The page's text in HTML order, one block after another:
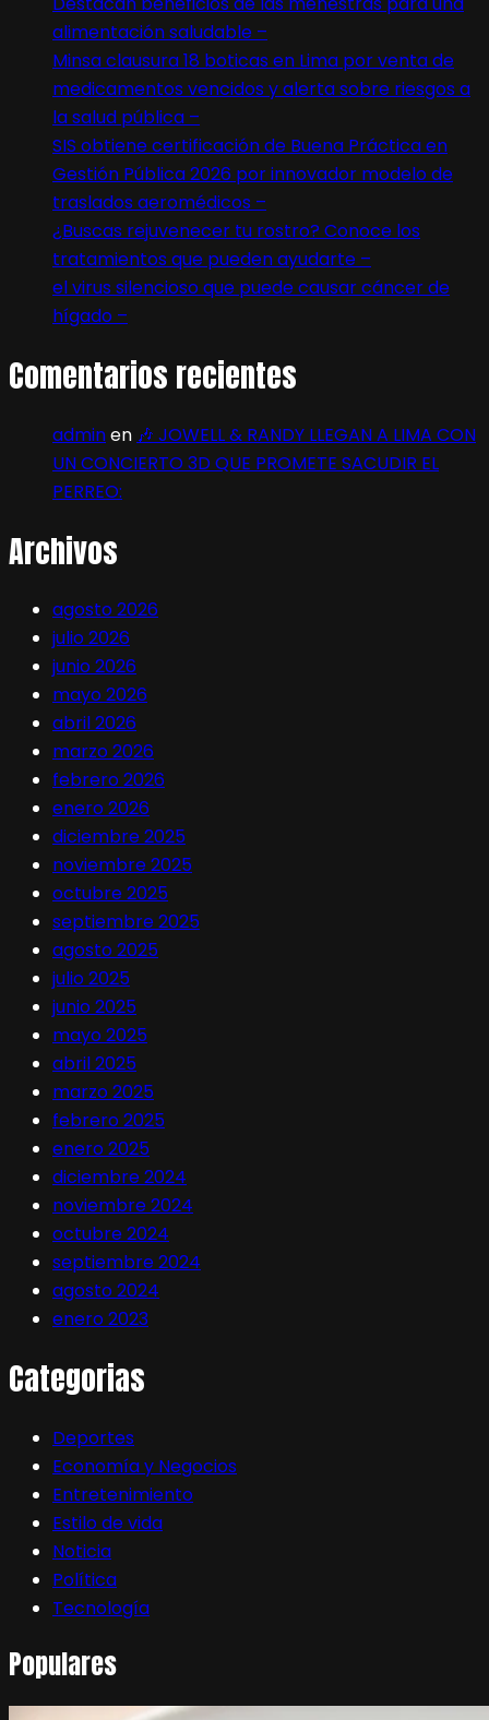
alimentación saludable –
Minsa clausura 18 boticas en Lima por venta de
medicamentos vencidos y alerta sobre riesgos a
la salud pública –
SIS obtiene certificación de Buena Práctica en
Gestión Pública 2026 por innovador modelo de
traslados aeromédicos –
¿Buscas rejuvenecer tu rostro? Conoce los
tratamientos que pueden ayudarte –
el virus silencioso que puede causar cáncer de
hígado –
Comentarios recientes
adminen 🎶 JOWELL & RANDY LLEGAN A LIMA CON
UN CONCIERTO 3D QUE PROMETE SACUDIR EL
PERREO:
Archivos
agosto 2026
julio 2026
junio 2026
mayo 2026
abril 2026
marzo 2026
febrero 2026
enero 2026
diciembre 2025
noviembre 2025
octubre 2025
septiembre 2025
agosto 2025
julio 2025
junio 2025
mayo 2025
abril 2025
marzo 2025
febrero 2025
enero 2025
diciembre 2024
noviembre 2024
octubre 2024
septiembre 2024
agosto 2024
enero 2023
Categorias
Deportes
Economía y Negocios
Entretenimiento
Estilo de vida
Noticia
Política
Tecnología
Populares